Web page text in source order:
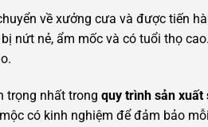
về xưởng cưa và được tiến
nứt nẻ, ẩm mốc và có tuổi thọ
trọng nhất trong quy trình sản xuất
có kinh nghiệm để đảm bảo